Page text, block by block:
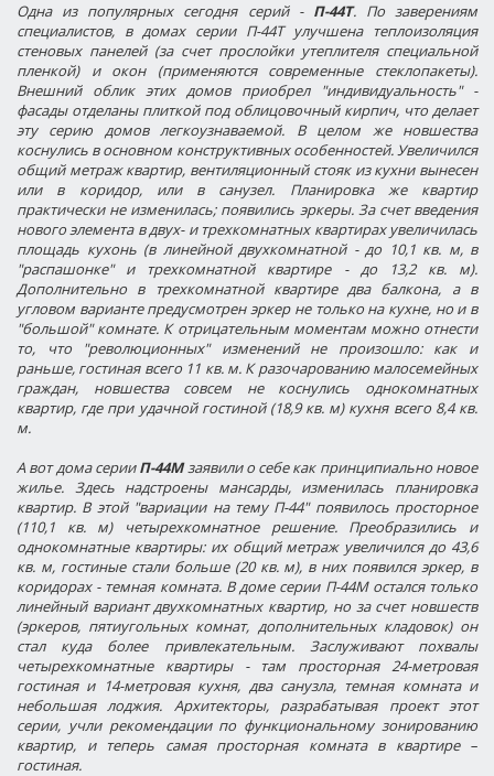
Одна из популярных сегодня серий - П-44Т. По заверениям
специалистов, в домах серии П-44Т улучшена теплоизоляция
стеновых панелей (за счет прослойки утеплителя специальной
пленкой) и окон (применяются современные стеклопакеты).
Внешний облик этих домов приобрел "индивидуальность" -
фасады отделаны плиткой под облицовочный кирпич, что делает
эту серию домов легкоузнаваемой. В целом же новшества
коснулись в основном конструктивных особенностей. Увеличился
общий метраж квартир, вентиляционный стояк из кухни вынесен
или в коридор, или в санузел. Планировка же квартир
практически не изменилась; появились эркеры. За счет введения
нового элемента в двух- и трехкомнатных квартирах увеличилась
площадь кухонь (в линейной двухкомнатной - до 10,1 кв. м, в
"распашонке" и трехкомнатной квартире - до 13,2 кв. м).
Дополнительно в трехкомнатной квартире два балкона, а в
угловом варианте предусмотрен эркер не только на кухне, но и в
"большой" комнате. К отрицательным моментам можно отнести
то, что "революционных" изменений не произошло: как и
раньше, гостиная всего 11 кв. м. К разочарованию малосемейных
граждан, новшества совсем не коснулись однокомнатных
квартир, где при удачной гостиной (18,9 кв. м) кухня всего 8,4 кв.
м.
А вот дома серииП-44Мзаявили о себе как принципиально новое
жилье. Здесь надстроены мансарды, изменилась планировка
квартир. В этой "вариации на тему П-44" появилось просторное
(110,1 кв. м) четырехкомнатное решение. Преобразились и
однокомнатные квартиры: их общий метраж увеличился до 43,6
кв. м, гостиные стали больше (20 кв. м), в них появился эркер, в
коридорах - темная комната. В доме серии П-44М остался только
линейный вариант двухкомнатных квартир, но за счет новшеств
(эркеров, пятиугольных комнат, дополнительных кладовок) он
стал куда более привлекательным. Заслуживают похвалы
четырехкомнатные квартиры - там просторная 24-метровая
гостиная и 14-метровая кухня, два санузла, темная комната и
небольшая лоджия. Архитекторы, разрабатывая проект этот
серии, учли рекомендации по функциональному зонированию
квартир, и теперь самая просторная комната в квартире –
гостиная.